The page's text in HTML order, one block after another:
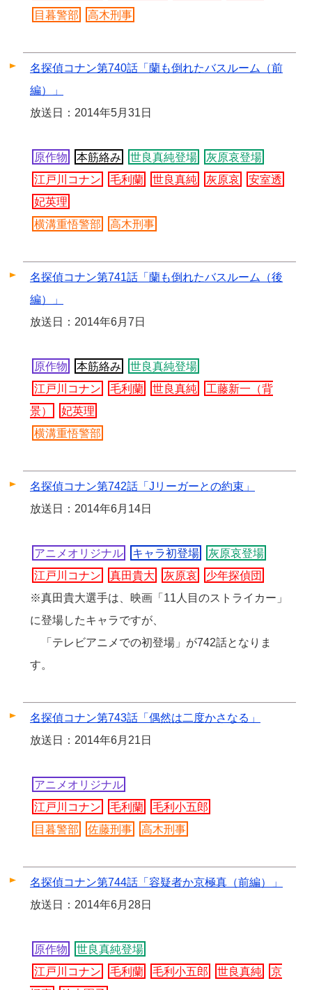
目暮警部
高木刑事
名探偵コナン第740話「蘭も倒れたバスルーム（前
編）」
放送日：2014年5月31日
原作物 本筋絡み 世良真純登場
灰原哀登場
江戸川コナン
毛利蘭 世良真純 灰原哀
安室透
妃英理
横溝重悟警部
高木刑事
名探偵コナン第741話「蘭も倒れたバスルーム（後
編）」
放送日：2014年6月7日
原作物 本筋絡み
世良真純登場
江戸川コナン
毛利蘭 世良真純
工藤新一（背
景）
妃英理
横溝重悟警部
名探偵コナン第742話「Jリーガーとの約束」
放送日：2014年6月14日
アニメオリジナル キャラ初登場
灰原哀登場
江戸川コナン
真田貴大 灰原哀
少年探偵団
※真田貴大選手は、映画「11人目のストライカー」
に登場したキャラですが、
「テレビアニメでの初登場」が742話となりま
す。
名探偵コナン第743話「偶然は二度かさなる」
放送日：2014年6月21日
アニメオリジナル
江戸川コナン
毛利蘭
毛利小五郎
目暮警部
佐藤刑事 高木刑事
名探偵コナン第744話「容疑者か京極真（前編）」
放送日：2014年6月28日
原作物
世良真純登場
江戸川コナン
毛利蘭 毛利小五郎 世良真純
京